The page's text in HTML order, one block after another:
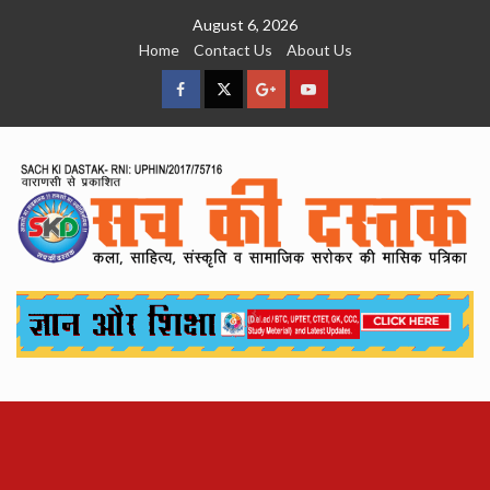
August 6, 2026
Home
Contact Us About Us
facebookTwitterGoogleYouTube